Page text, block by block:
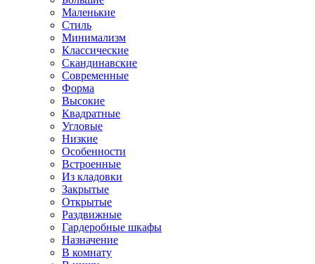
Маленькие
Стиль
Минимализм
Классические
Скандинавские
Современные
Форма
Высокие
Квадратные
Угловые
Низкие
Особенности
Встроенные
Из кладовки
Закрытые
Открытые
Раздвижные
Гардеробные шкафы
Назначение
В комнату